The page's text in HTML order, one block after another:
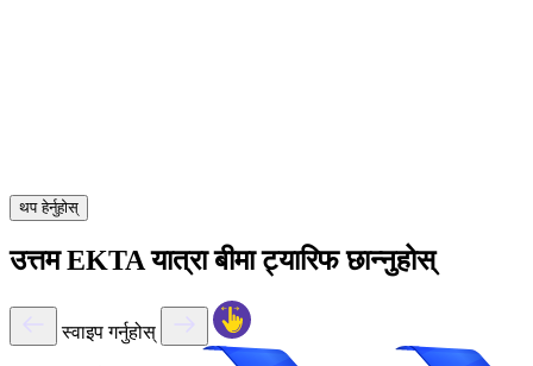
थप हेर्नुहोस्
उत्तम EKTA यात्रा बीमा ट्यारिफ छान्नुहोस्
स्वाइप गर्नुहोस्